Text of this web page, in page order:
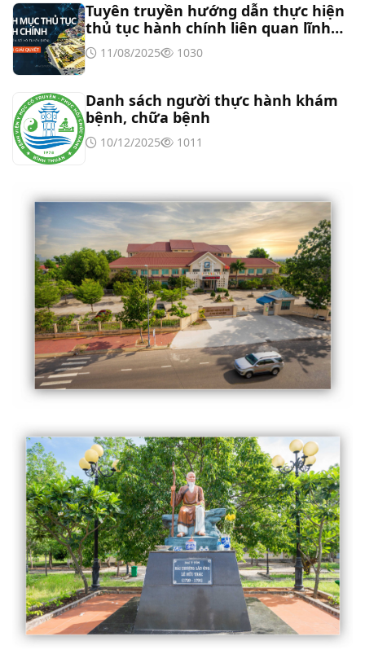
Thư mời báo giá sửa chữa máy nước nóng tấm
phẵng
Tuyên truyền hướng dẫn thực hiện
thủ tục hành chính liên quan lĩnh
vực tần số vô tuyến điện
11/08/2025 1030
Danh sách người thực hành khám
bệnh, chữa bệnh
10/12/2025 1011